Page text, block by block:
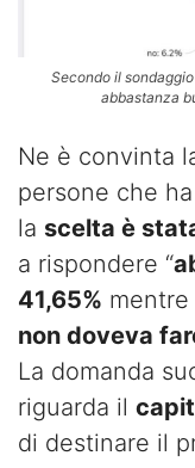
Secondo il
abbastanza
Ne è convinta
persone che
la scelta è
a rispondere “
41,65% mentre
non doveva
La domanda
riguarda il
di destinare il